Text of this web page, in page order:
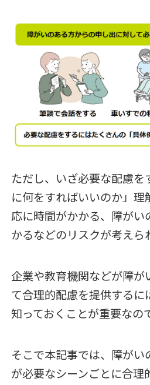
ただし、いざ必要な配慮を
に何をすればいいのか」理
応に時間がかかる、障がい
かるなどのリスクが考えら
企業や教育機関などが障が
て合理的配慮を提供するに
知っておくことが重要なの
そこで本記事では、障がい
が必要なシーンごとに合理